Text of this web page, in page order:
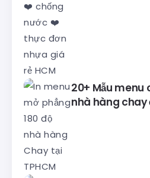
20+ Mẫu
nhà hàng chay